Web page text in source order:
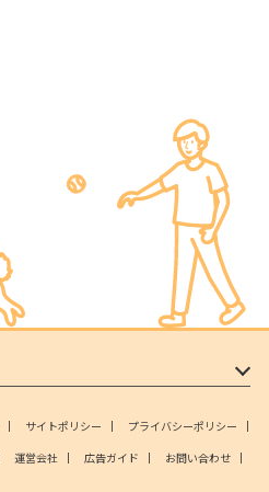
サイトポリシー
プライバシーポリシー
運営会社 広告ガイド
お問い合わせ